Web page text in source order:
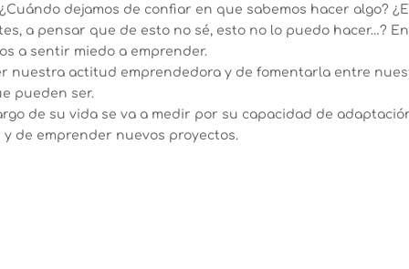
dejamos de confiar en que sabemos hacer algo?
a pensar que de esto no sé, esto no lo puedo hacer…? En
a sentir miedo a emprender.
nuestra actitud emprendedora y de fomentarla entre
pueden ser.
de su vida se va a medir por su capacidad de
de emprender nuevos proyectos.